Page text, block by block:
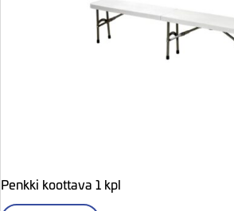
Penkki koottava 1 kpl